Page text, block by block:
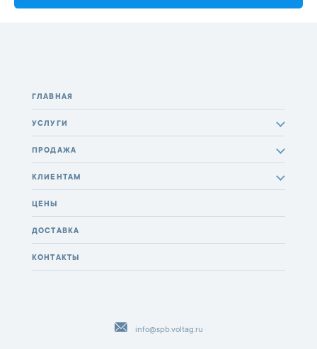
ГЛАВНАЯ
УСЛУГИ
ПРОДАЖА
КЛИЕНТАМ
ЦЕНЫ
ДОСТАВКА
КОНТАКТЫ
info@spb.voltag.ru